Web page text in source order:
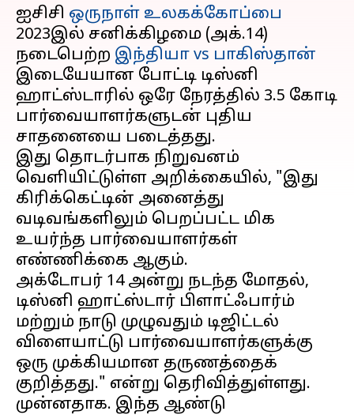
ஐசிசி ஒருநாள் உலகக்கோப்பை
2023இல் சனிக்கிழமை (அக்.14)
நடைபெற்ற இந்தியா vs பாகிஸ்தான்
இடையேயான போட்டி டிஸ்னி
ஹாட்ஸ்டாரில் ஒரே நேரத்தில் 3.5 கோடி
பார்வையாளர்களுடன் புதிய
சாதனையை படைத்தது.
இது தொடர்பாக நிறுவனம்
வெளியிட்டுள்ள அறிக்கையில், "இது
கிரிக்கெட்டின் அனைத்து
வடிவங்களிலும் பெறப்பட்ட மிக
உயர்ந்த பார்வையாளர்கள்
எண்ணிக்கை ஆகும்.
அக்டோபர் 14 அன்று நடந்த மோதல்,
டிஸ்னி ஹாட்ஸ்டார் பிளாட்ஃபார்ம்
மற்றும் நாடு முழுவதும் டிஜிட்டல்
விளையாட்டு பார்வையாளர்களுக்கு
ஒரு முக்கியமான தருணத்தைக்
குறித்தது." என்று தெரிவித்துள்ளது.
முன்னதாக. இந்த ஆண்டு